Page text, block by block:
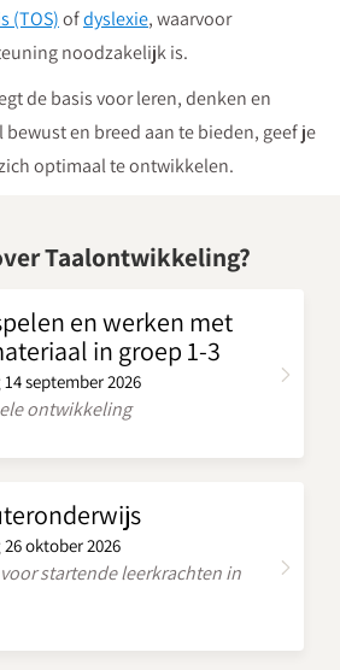
(TOS)ofdyslexie, waarvoor
noodzakelijk is.
de basis voor leren, denken en
en breed aan te bieden, geef je
optimaal te ontwikkelen.
Taalontwikkeling?
en werken met
in groep 1-3
september 2026
ontwikkeling
oktober 2026
startende leerkrachten in